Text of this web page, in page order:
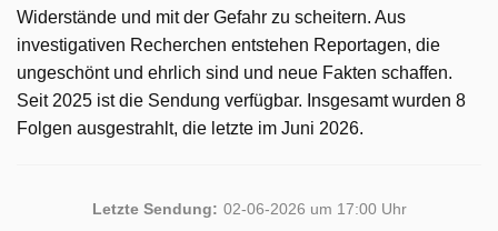
Widerstände und mit der Gefahr zu scheitern. Aus
investigativen Recherchen entstehen Reportagen, die
ungeschönt und ehrlich sind und neue Fakten schaffen.
Seit 2025 ist die Sendung verfügbar. Insgesamt wurden 8
Folgen ausgestrahlt, die letzte im Juni 2026.
Letzte Sendung: 02-06-2026 um 17:00 Uhr